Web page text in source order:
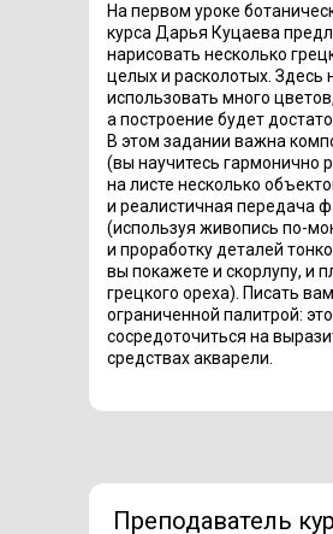
На первом уроке
курса Дарья Куцаева
нарисовать несколько
целых и расколотых. Здесь
использовать много цветов,
а построение будет
В этом задании важна
(вы научитесь гармонично
на листе несколько
и реалистичная передача
(используя живопись по-
и проработку деталей
вы покажете и скорлупу, и
грецкого ореха). Писать
ограниченной палитрой:
сосредоточиться на
средствах акварели.
Преподаватель